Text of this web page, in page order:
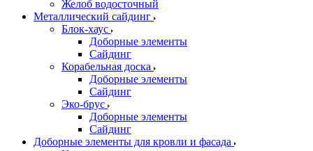
Желоб водосточный
Металлический сайдинг
Блок-хаус
Доборные элементы
Сайдинг
Корабельная доска
Доборные элементы
Сайдинг
Эко-брус
Доборные элементы
Сайдинг
Доборные элементы для кровли и фасада